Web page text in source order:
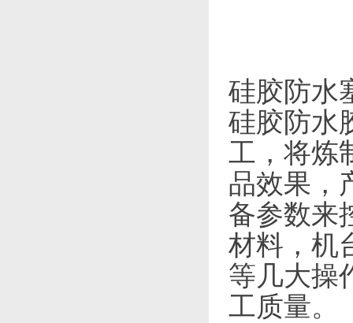
硅胶防水
硅胶防水
工，将炼
品效果，
备参数来
材料，机
等几大操
工质量。